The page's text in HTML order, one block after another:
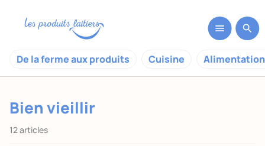
De la ferme aux produits Cuisine
Bien vieillir
12 articles